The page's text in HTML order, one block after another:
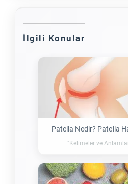
İlgili Konular
Patella Nedir? Patella
"Kelimeler ve